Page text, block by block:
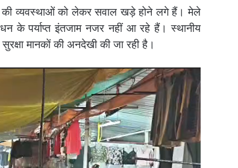
की व्यवस्थाओं को लेकर सवाल खड़े होने लगे हैं। मेले
के पर्याप्त इंतजाम नजर नहीं आ रहे हैं। स्थानीय
मानकों की अनदेखी की जा रही है।